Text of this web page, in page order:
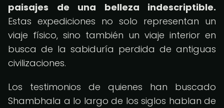
paisajes de una belleza indescriptible.
Estas expediciones no solo representan un
viaje físico, sino también un viaje interior en
busca de la sabiduría perdida de antiguas
civilizaciones.
Los testimonios de quienes han buscado
Shambhala a lo largo de los siglos hablan de